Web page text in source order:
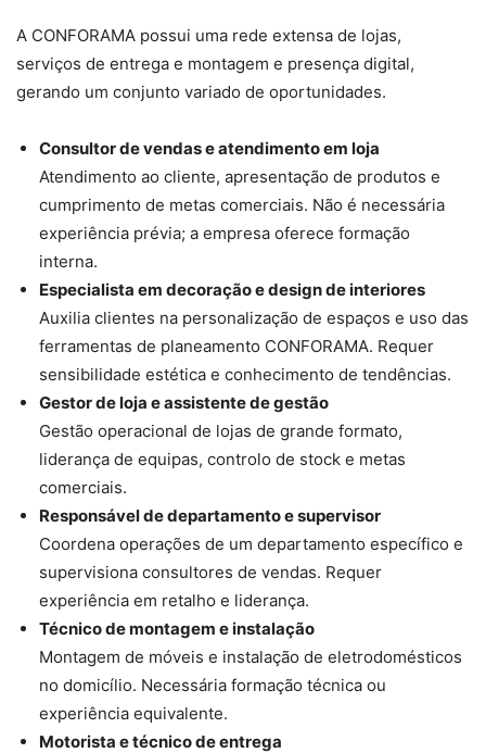
A CONFORAMA possui uma rede extensa de lojas,
serviços de entrega e montagem e presença digital,
gerando um conjunto variado de oportunidades.
Consultor de vendas e atendimento em loja
Atendimento ao cliente, apresentação de produtos e
cumprimento de metas comerciais. Não é necessária
experiência prévia; a empresa oferece formação
interna.
Especialista em decoração e design de interiores
Auxilia clientes na personalização de espaços e uso das
ferramentas de planeamento CONFORAMA. Requer
sensibilidade estética e conhecimento de tendências.
Gestor de loja e assistente de gestão
Gestão operacional de lojas de grande formato,
liderança de equipas, controlo de stock e metas
comerciais.
Responsável de departamento e supervisor
Coordena operações de um departamento específico e
supervisiona consultores de vendas. Requer
experiência em retalho e liderança.
Técnico de montagem e instalação
Montagem de móveis e instalação de eletrodomésticos
no domicílio. Necessária formação técnica ou
experiência equivalente.
Motorista e técnico de entrega